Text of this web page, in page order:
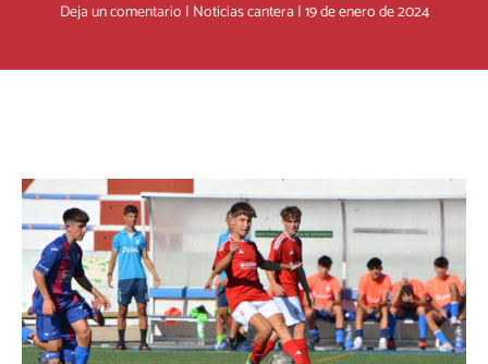
Deja un comentario | Noticias cantera |19 de enero de 2024